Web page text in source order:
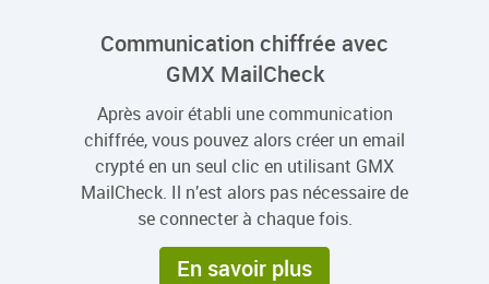
Communication chiffrée avec
GMX MailCheck
Après avoir établi une communication
chiffrée, vous pouvez alors créer un email
crypté en un seul clic en utilisant GMX
MailCheck. Il n’est alors pas nécessaire de
se connecter à chaque fois.
En savoir plus